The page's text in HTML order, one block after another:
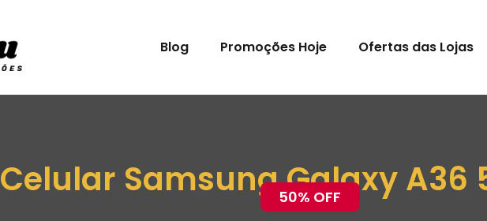
Blog Promoções Hoje Ofertas das Lojas
Celular Samsung Galaxy A36
50% OFF